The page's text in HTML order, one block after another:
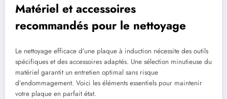
Matériel et accessoires
recommandés pour le nettoyage
Le nettoyage efficace d’une plaque à induction nécessite des outils
spécifiques et des accessoires adaptés. Une sélection minutieuse du
matériel garantit un entretien optimal sans risque
d’endommagement. Voici les éléments essentiels pour maintenir
votre plaque en parfait état.